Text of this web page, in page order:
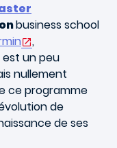
business school
,
est un peu
nullement
ce programme
de
de ses